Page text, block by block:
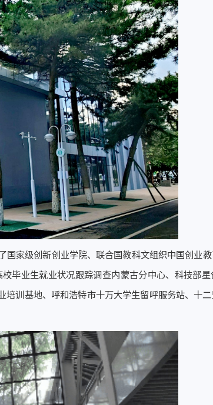
家级创新创业学院、联合国教科文组织中国创业教
毕业生就业状况跟踪调查内蒙古分中心、科技部
培训基地、呼和浩特市十万大学生留呼服务站、十